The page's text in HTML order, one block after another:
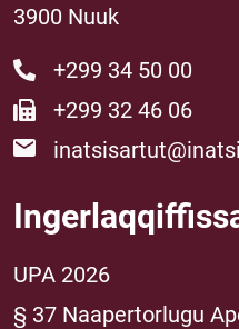
3900 Nuuk
+299 34 50 00
+299 32 46 06
UPA 2026
§ 37 Naapertorlugu